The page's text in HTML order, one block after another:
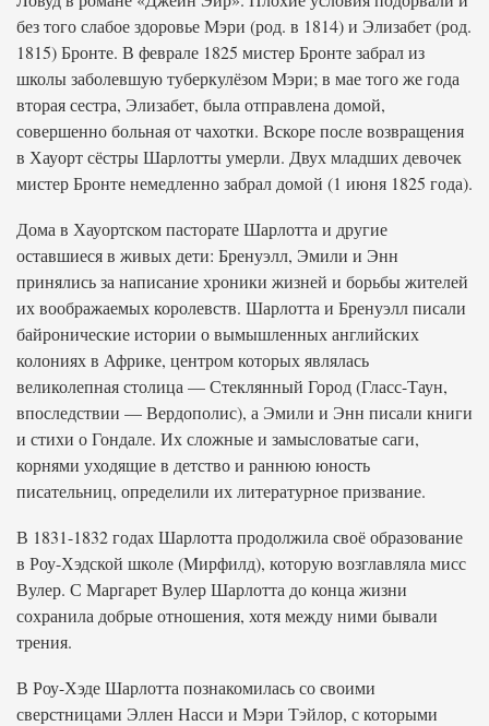
без того слабое здоровье Мэри (род. в 1814) и Элизабет (род.
1815) Бронте. В феврале 1825 мистер Бронте забрал из
школы заболевшую туберкулёзом Мэри; в мае того же года
вторая сестра, Элизабет, была отправлена домой,
совершенно больная от чахотки. Вскоре после возвращения
в Хауорт сёстры Шарлотты умерли. Двух младших девочек
мистер Бронте немедленно забрал домой (1 июня 1825 года).
Дома в Хауортском пасторате Шарлотта и другие
оставшиеся в живых дети: Бренуэлл, Эмили и Энн
принялись за написание хроники жизней и борьбы жителей
их воображаемых королевств. Шарлотта и Бренуэлл писали
байронические истории о вымышленных английских
колониях в Африке, центром которых являлась
великолепная столица — Стеклянный Город (Гласс-Таун,
впоследствии — Вердополис), а Эмили и Энн писали книги
и стихи о Гондале. Их сложные и замысловатые саги,
корнями уходящие в детство и раннюю юность
писательниц, определили их литературное призвание.
В 1831-1832 годах Шарлотта продолжила своё образование
в Роу-Хэдской школе (Mирфилд), которую возглавляла мисс
Вулер. С Маргарет Вулер Шарлотта до конца жизни
сохранила добрые отношения, хотя между ними бывали
трения.
В Роу-Хэде Шарлотта познакомилась со своими
сверстницами Эллен Насси и Мэри Тэйлор, с которыми